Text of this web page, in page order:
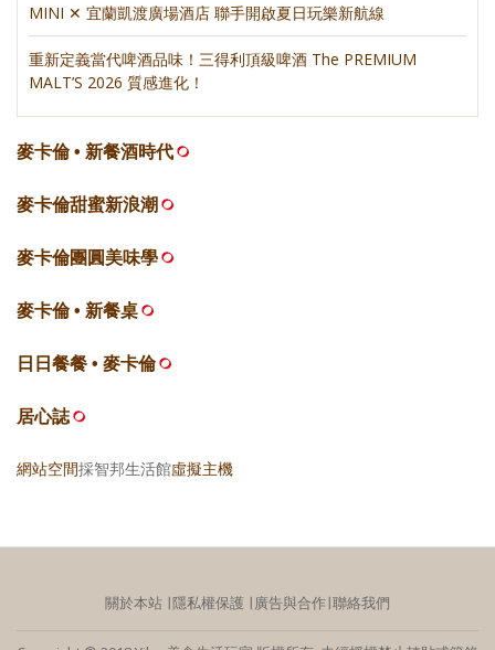
MINI ✕ 宜蘭凱渡廣場酒店 聯手開啟夏日玩樂新航線
重新定義當代啤酒品味！三得利頂級啤酒 The PREMIUM
MALT’S 2026 質感進化！
麥卡倫 • 新餐酒時代
麥卡倫甜蜜新浪潮
麥卡倫團圓美味學
麥卡倫 • 新餐桌
日日餐餐 • 麥卡倫
居心誌
網站空間採智邦生活館虛擬主機
關於本站 ∣隱私權保護 ∣廣告與合作∣聯絡我們